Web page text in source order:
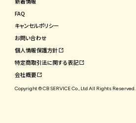
FAQ
キャンセルポリシー
お問い合わせ
個⼈情報保護⽅針
特定商取引法に関する表記
会社概要
Copyright © CB SERVICE Co., Ltd All Rights Reserved.